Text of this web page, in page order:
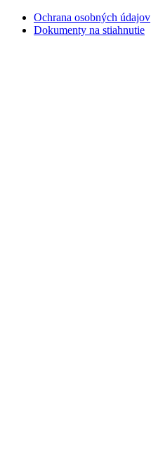
Ochrana osobných údajov
Dokumenty na stiahnutie